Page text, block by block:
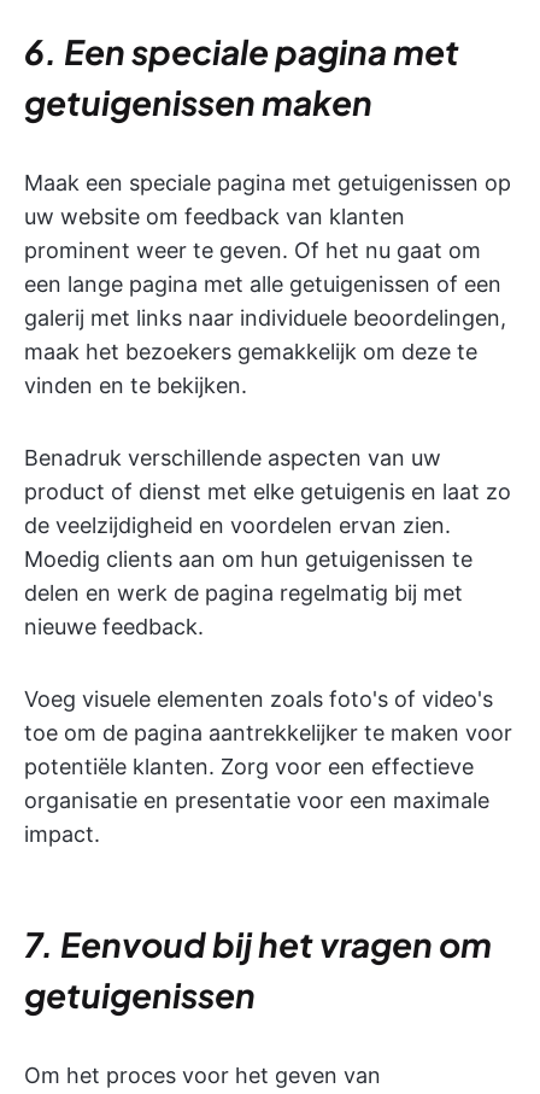
6. Een speciale pagina met
getuigenissen maken
Maak een speciale pagina met getuigenissen op
uw website om feedback van klanten
prominent weer te geven. Of het nu gaat om
een lange pagina met alle getuigenissen of een
galerij met links naar individuele beoordelingen,
maak het bezoekers gemakkelijk om deze te
vinden en te bekijken.
Benadruk verschillende aspecten van uw
product of dienst met elke getuigenis en laat zo
de veelzijdigheid en voordelen ervan zien.
Moedig clients aan om hun getuigenissen te
delen en werk de pagina regelmatig bij met
nieuwe feedback.
Voeg visuele elementen zoals foto's of video's
toe om de pagina aantrekkelijker te maken voor
potentiële klanten. Zorg voor een effectieve
organisatie en presentatie voor een maximale
impact.
7. Eenvoud bij het vragen om
getuigenissen
Om het proces voor het geven van